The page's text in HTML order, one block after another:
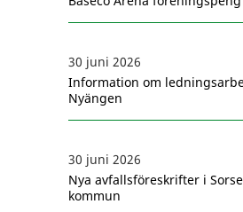
30 juni 2026
Information om
Nyängen
30 juni 2026
Nya avfallsföreskrifter i
kommun